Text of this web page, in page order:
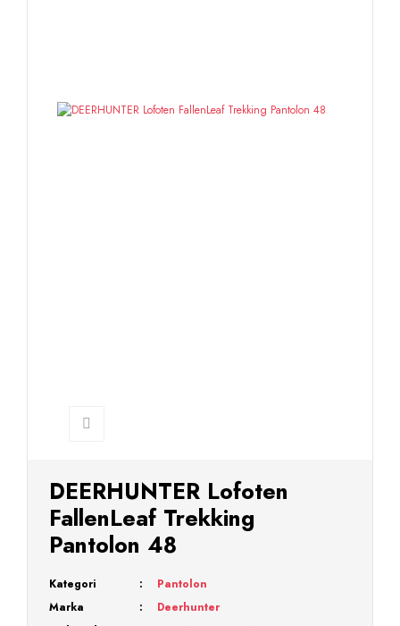
DEERHUNTER Lofoten
FallenLeaf Trekking
Pantolon 48
Kategori
Pantolon
Marka
Deerhunter